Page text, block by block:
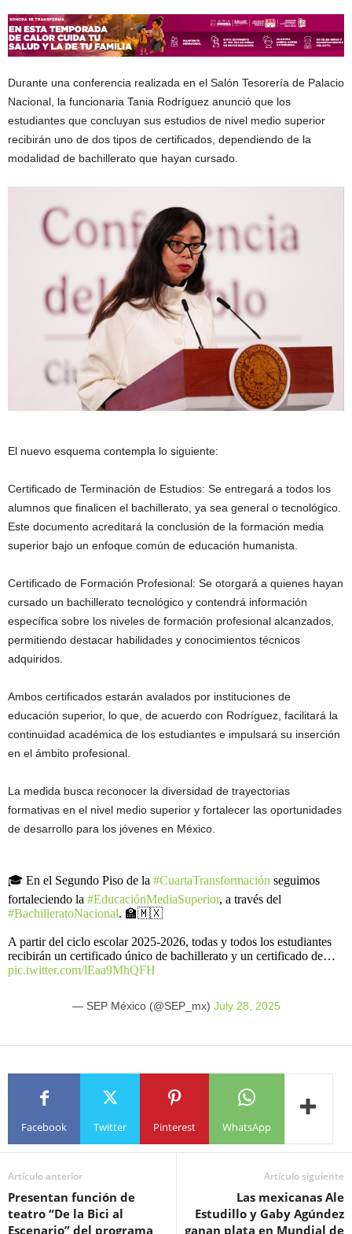
Durante una conferencia realizada en el Salón Tesorería de Palacio
Nacional, la funcionaria Tania Rodríguez anunció que los
estudiantes que concluyan sus estudios de nivel medio superior
recibirán uno de dos tipos de certificados, dependiendo de la
modalidad de bachillerato que hayan cursado.
El nuevo esquema contempla lo siguiente:
Certificado de Terminación de Estudios: Se entregará a todos los
alumnos que finalicen el bachillerato, ya sea general o tecnológico.
Este documento acreditará la conclusión de la formación media
superior bajo un enfoque común de educación humanista.
Certificado de Formación Profesional: Se otorgará a quienes hayan
cursado un bachillerato tecnológico y contendrá información
específica sobre los niveles de formación profesional alcanzados,
permitiendo destacar habilidades y conocimientos técnicos
adquiridos.
Ambos certificados estarán avalados por instituciones de
educación superior, lo que, de acuerdo con Rodríguez, facilitará la
continuidad académica de los estudiantes e impulsará su inserción
en el ámbito profesional.
La medida busca reconocer la diversidad de trayectorias
formativas en el nivel medio superior y fortalecer las oportunidades
de desarrollo para los jóvenes en México.
🎓 En el Segundo Piso de la #CuartaTransformación seguimos
fortaleciendo la #EducaciónMediaSuperior, a través del
#BachilleratoNacional. 🏫🇲🇽
A partir del ciclo escolar 2025-2026, todas y todos los estudiantes
recibirán un certificado único de bachillerato y un certificado de…
pic.twitter.com/lEaa9MhQFH
— SEP México (@SEP_mx) July 28, 2025
Facebook Twitter Pinterest WhatsApp
Artículo anterior
Presentan función de
teatro “De la Bici al
Escenario” del programa
Artículo siguiente
Las mexicanas Ale
Estudillo y Gaby Agúndez
ganan plata en Mundial de